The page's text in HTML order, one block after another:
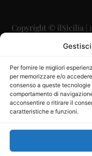
Per fornire le migliori
per memorizzare e/o
consenso a queste
comportamento di
acconsentire o ritirare il
caratteristiche e funzioni.
Copyright © ilSicilia |
Direttore
Direttore
Mercurio